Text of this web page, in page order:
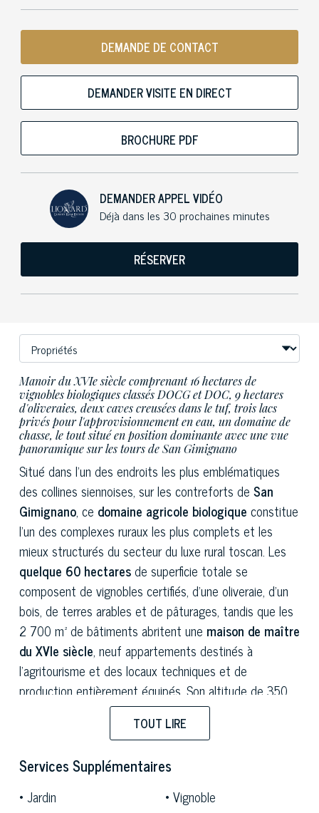
DEMANDE DE CONTACT
DEMANDER VISITE EN DIRECT
BROCHURE PDF
DEMANDER APPEL VIDÉO
Déjà dans les 30 prochaines minutes
RÉSERVER
Manoir du XVIe siècle comprenant 16 hectares de
vignobles biologiques classés DOCG et DOC, 9 hectares
d'oliveraies, deux caves creusées dans le tuf, trois lacs
privés pour l'approvisionnement en eau, un domaine de
chasse, le tout situé en position dominante avec une vue
panoramique sur les tours de San Gimignano
Situé dans l'un des endroits les plus emblématiques
des collines siennoises, sur les contreforts de San
Gimignano, ce domaine agricole biologique constitue
l'un des complexes ruraux les plus complets et les
mieux structurés du secteur du luxe rural toscan. Les
quelque 60 hectaresde superficie totale se
composent de vignobles certifiés, d'une oliveraie, d'un
bois, de terres arables et de pâturages, tandis que les
2 700 m² de bâtiments abritent une maison de maître
du XVIe siècle, neuf appartements destinés à
l'agritourisme et des locaux techniques et de
production entièrement équipés. Son altitude de 350
mètres au-dessus du niveau de la mer, la vue dégagée
tours médiévaleset son emplacement en ligne
au domaine une visibilité et une valeur symbolique
difficilement égalables.
TOUT LIRE
Services Supplémentaires
Jardin
Vignoble